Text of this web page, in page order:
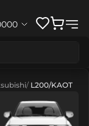
L200/KAOT